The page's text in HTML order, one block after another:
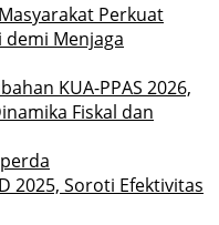
Perkuat
demi Menjaga
KUA-PPAS 2026,
Fiskal dan
2025, Soroti Efektivitas